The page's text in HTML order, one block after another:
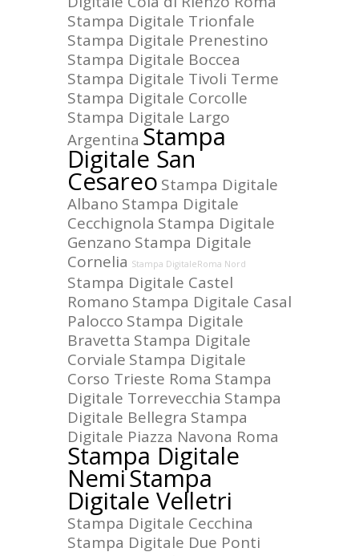
Stampa Digitale Trionfale
Stampa Digitale Prenestino
Stampa Digitale Boccea
Stampa Digitale Tivoli Terme
Stampa Digitale Corcolle
Stampa Digitale Largo
Argentina Stampa
Digitale San
Cesareo Stampa Digitale
Albano Stampa Digitale
Cecchignola Stampa Digitale
Genzano Stampa Digitale
Cornelia Stampa DigitaleRoma Nord
Stampa Digitale Castel
Romano Stampa Digitale Casal
Palocco Stampa Digitale
Bravetta Stampa Digitale
Corviale Stampa Digitale
Corso Trieste Roma Stampa
Digitale Torrevecchia Stampa
Digitale Bellegra Stampa
Digitale Piazza Navona Roma
Stampa Digitale
NemiStampa
Digitale Velletri
Stampa Digitale Cecchina
Stampa Digitale Due Ponti